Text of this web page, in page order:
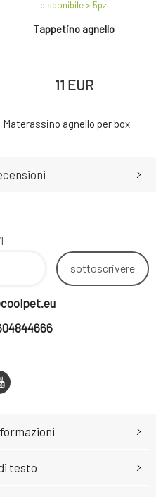
Tappetino agnello
disponibile > 5pz.
11 EUR
Materassino agnello per box
sottoscrivere
testo